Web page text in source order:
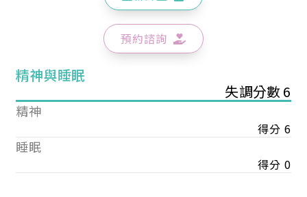
預約諮詢
精神與睡眠
失調分數 6
精神
得分 6
睡眠
得分 0